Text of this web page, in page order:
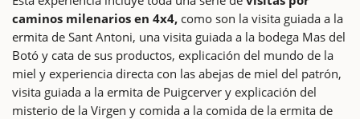
caminos milenarios en 4x4, como son la visita guiada a la
ermita de Sant Antoni, una visita guiada a la bodega Mas del
Botó y cata de sus productos, explicación del mundo de la
miel y experiencia directa con las abejas de miel del patrón,
visita guiada a la ermita de Puigcerver y explicación del
misterio de la Virgen y comida a la comida de la ermita de